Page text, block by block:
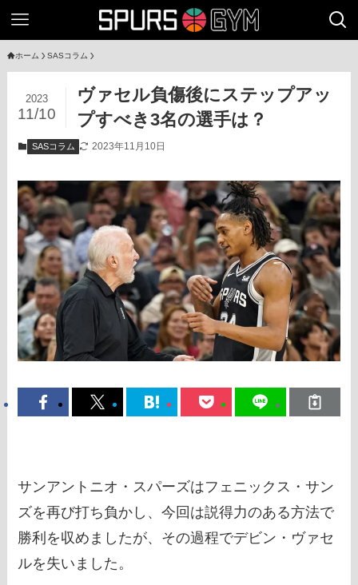
ホーム SASコラム
ヴァセル負傷後にステップアッ
プすべき3名の選手は？
2023
11/10
SASコラム 2023年11月10日
サンアントニオ・スパーズはフェニックス・サン
ズを再び打ち負かし、今回は説得力のある方法で
勝利を収めましたが、その過程でデビン・ヴァセ
ルを失いました。